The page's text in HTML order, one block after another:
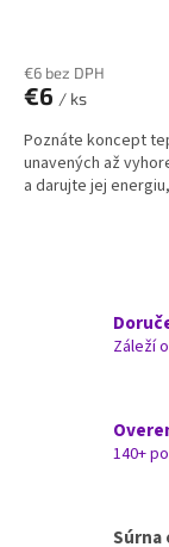
€6 bez DPH
€6 / ks
Poznáte koncept
unavených až
a darujte jej
Záleží
140+
Súrna